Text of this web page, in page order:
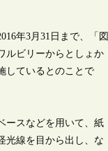
年3月31日まで、「図
ルビリーからとしょか
しているとのことで
ースなどを用いて、紙
光線を目から出し、な